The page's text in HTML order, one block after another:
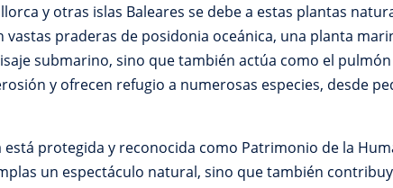
y otras islas Baleares se debe a estas plantas
praderas de posidonia oceánica, una planta
submarino, sino que también actúa como el
y ofrecen refugio a numerosas especies, desde
protegida y reconocida como Patrimonio de la
un espectáculo natural, sino que también